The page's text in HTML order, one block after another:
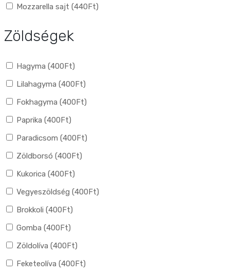
Mozzarella sajt (440Ft)
Zöldségek
Hagyma (400Ft)
Lilahagyma (400Ft)
Fokhagyma (400Ft)
Paprika (400Ft)
Paradicsom (400Ft)
Zöldborsó (400Ft)
Kukorica (400Ft)
Vegyeszöldség (400Ft)
Brokkoli (400Ft)
Gomba (400Ft)
Zöldolíva (400Ft)
Feketeolíva (400Ft)